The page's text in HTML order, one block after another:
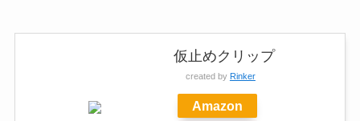
仮止めクリップ
created by Rinker
Amazon